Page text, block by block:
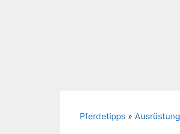
Pferdetipps » Ausrüstung